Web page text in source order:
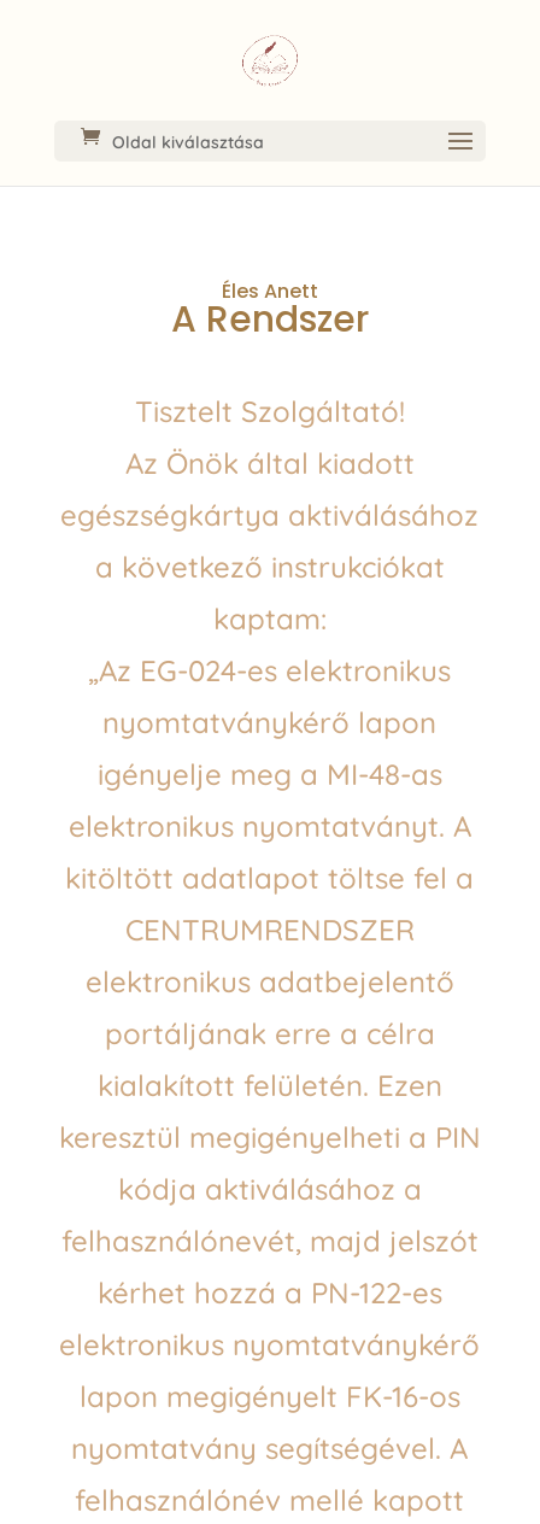
Oldal kiválasztása
Éles Anett
A Rendszer
Tisztelt Szolgáltató!
Az Önök által kiadott
egészségkártya aktiválásához
a következő instrukciókat
kaptam:
„Az EG-024-es elektronikus
nyomtatványkérő lapon
igényelje meg a MI-48-as
elektronikus nyomtatványt. A
kitöltött adatlapot töltse fel a
CENTRUMRENDSZER
elektronikus adatbejelentő
portáljának erre a célra
kialakított felületén. Ezen
keresztül megigényelheti a PIN
kódja aktiválásához a
felhasználónevét, majd jelszót
kérhet hozzá a PN-122-es
elektronikus nyomtatványkérő
lapon megigényelt FK-16-os
nyomtatvány segítségével. A
felhasználónév mellé kapott